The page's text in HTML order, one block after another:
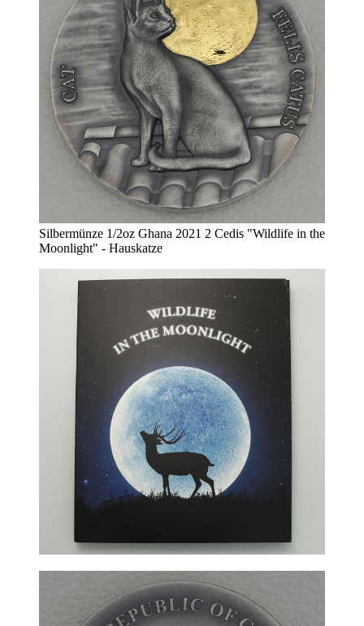
Silbermünze 1/2oz Ghana 2021 2 Cedis "Wildlife in the
Moonlight" - Hauskatze